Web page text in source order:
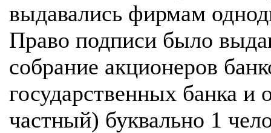
выдавались фирмам
Право подписи было
собрание акционеров
государственных банка и
частный) буквально 1